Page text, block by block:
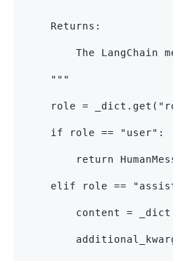
    Returns:
The LangChain
    """
role =
    if role == "user":
return
elif role ==
content =